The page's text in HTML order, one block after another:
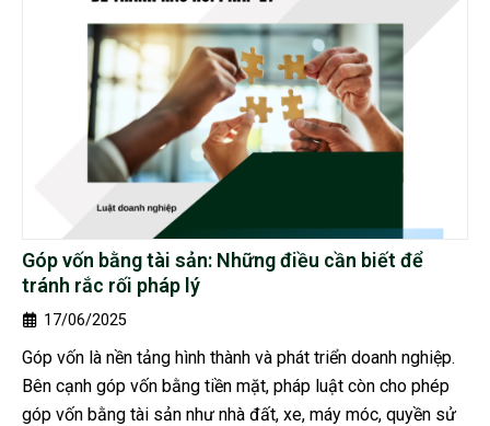
Góp vốn bằng tài sản: Những điều cần biết để
tránh rắc rối pháp lý
17/06/2025
Góp vốn là nền tảng hình thành và phát triển doanh nghiệp.
Bên cạnh góp vốn bằng tiền mặt, pháp luật còn cho phép
góp vốn bằng tài sản như nhà đất, xe, máy móc, quyền sử